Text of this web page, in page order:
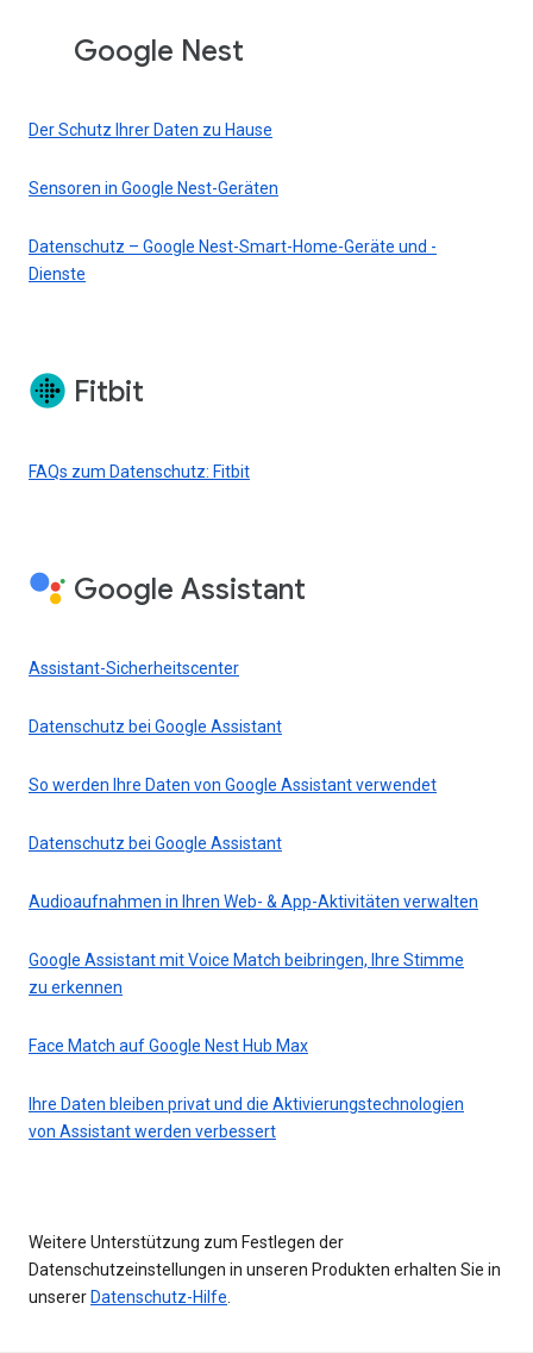
Google Nest
Der Schutz Ihrer Daten zu Hause
Sensoren in Google Nest-Geräten
Datenschutz – Google Nest-Smart-Home-Geräte und -
Dienste
Fitbit
FAQs zum Datenschutz: Fitbit
Google Assistant
Assistant-Sicherheitscenter
Datenschutz bei Google Assistant
So werden Ihre Daten von Google Assistant verwendet
Datenschutz bei Google Assistant
Audioaufnahmen in Ihren Web- & App-Aktivitäten verwalten
Google Assistant mit Voice Match beibringen, Ihre Stimme
zu erkennen
Face Match auf Google Nest Hub Max
Ihre Daten bleiben privat und die Aktivierungstechnologien
von Assistant werden verbessert
Weitere Unterstützung zum Festlegen der
Datenschutzeinstellungen in unseren Produkten erhalten Sie in
unserer Datenschutz-Hilfe.